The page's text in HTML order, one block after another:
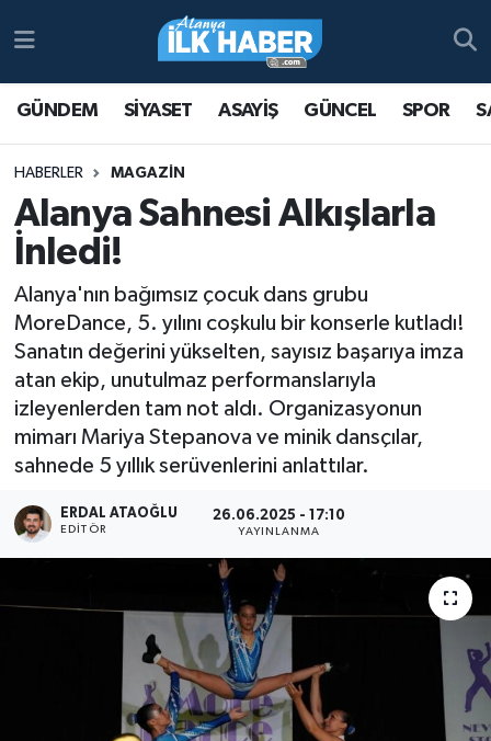
GÜNDEM SİYASET ASAYİŞ GÜNCEL SPOR
HABERLER MAGAZİN
Alanya Sahnesi Alkışlarla
İnledi!
Alanya'nın bağımsız çocuk dans grubu
MoreDance, 5. yılını coşkulu bir konserle kutladı!
Sanatın değerini yükselten, sayısız başarıya imza
atan ekip, unutulmaz performanslarıyla
izleyenlerden tam not aldı. Organizasyonun
mimarı Mariya Stepanova ve minik dansçılar,
sahnede 5 yıllık serüvenlerini anlattılar.
ERDAL ATAOĞLU
EDITÖR
26.06.2025 - 17:10
YAYINLANMA
Antalya Nöbetçi Eczaneler
Antalya Namaz Vakitleri
Antalya Trafik Yoğunluk Haritası
Süper Lig Puan Durumu ve Fikstür
Tüm Manşetler
Son Dakika Haberleri
Haber Arşivi